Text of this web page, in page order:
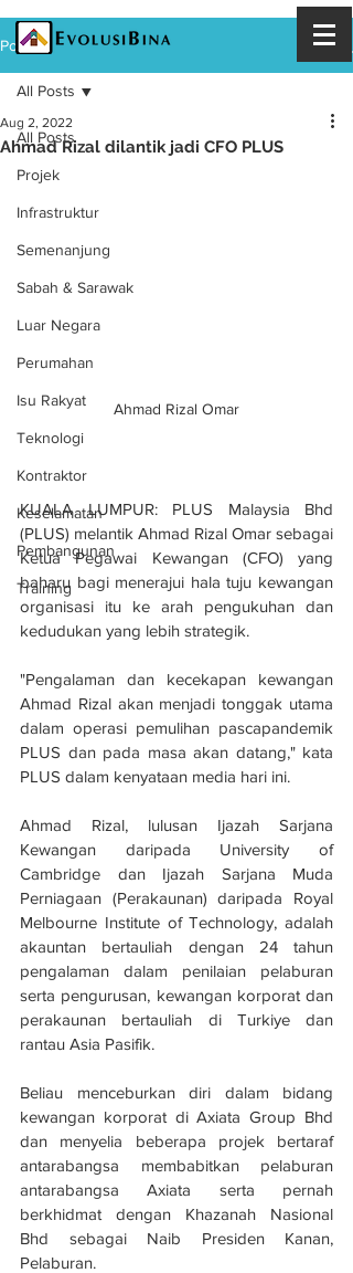
Post
All Posts
Projek
Infrastruktur
Semenanjung
Sabah & Sarawak
Luar Negara
Perumahan
Isu Rakyat
Teknologi
Kontraktor
Keselamatan
Pembangunan
Training
All Posts
Ahmad Rizal dilantik jadi CFO PLUS
Aug 2, 2022
Ahmad Rizal Omar
KUALA LUMPUR: PLUS Malaysia Bhd
(PLUS) melantik Ahmad Rizal Omar sebagai
Ketua Pegawai Kewangan (CFO) yang
baharu bagi menerajui hala tuju kewangan
organisasi itu ke arah pengukuhan dan
kedudukan yang lebih strategik.
"Pengalaman dan kecekapan kewangan
Ahmad Rizal akan menjadi tonggak utama
dalam operasi pemulihan pascapandemik
PLUS dan pada masa akan datang," kata
PLUS dalam kenyataan media hari ini.
Ahmad Rizal, lulusan Ijazah Sarjana
Kewangan daripada University of
Cambridge dan Ijazah Sarjana Muda
Perniagaan (Perakaunan) daripada Royal
Melbourne Institute of Technology, adalah
akauntan bertauliah dengan 24 tahun
pengalaman dalam penilaian pelaburan
serta pengurusan, kewangan korporat dan
perakaunan bertauliah di Turkiye dan
rantau Asia Pasifik.
Beliau menceburkan diri dalam bidang
kewangan korporat di Axiata Group Bhd
dan menyelia beberapa projek bertaraf
antarabangsa membabitkan pelaburan
antarabangsa Axiata serta pernah
berkhidmat dengan Khazanah Nasional
Bhd sebagai Naib Presiden Kanan,
Pelaburan.